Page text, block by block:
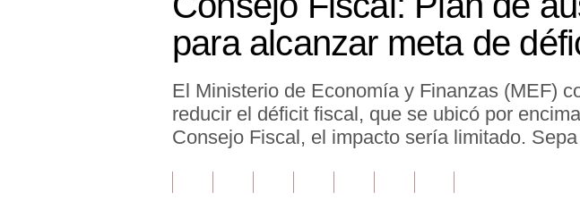
para alcanzar meta de
El Ministerio de Economía y Finanzas (MEF)
reducir el déficit fiscal, que se ubicó por
Consejo Fiscal, el impacto sería limitado.